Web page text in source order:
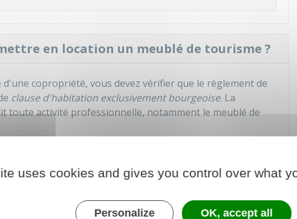
en location un meublé de tourisme ?
copropriété, vous devez vérifier que le règlement de
clause d'habitation exclusivement bourgeoise. La
toute activité professionnelle, notamment le meublé de
préalable auprès des impôts ?
au répertoire Sirène de l'Insee . Cette formalité est
uses cookies and gives you control over what
Personalize OK, accept all